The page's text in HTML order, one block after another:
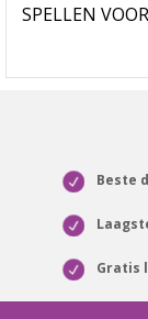
SPELLEN
Beste
Gratis